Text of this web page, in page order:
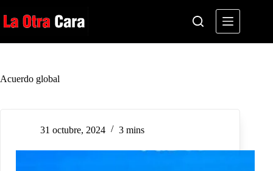
al
contenido
Acuerdo global
31 octubre, 2024 3 mins